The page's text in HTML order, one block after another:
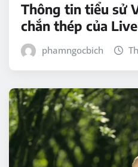
Thông tin tiểu sử
chắn thép của
phamngocbich